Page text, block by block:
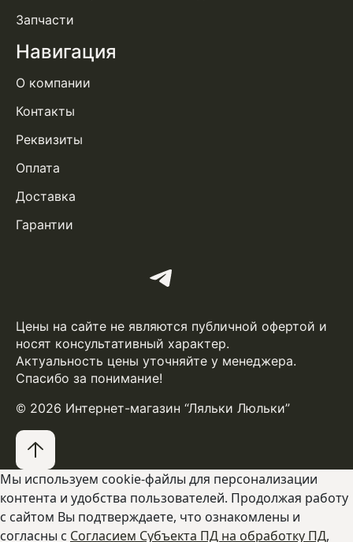
Запчасти
Навигация
О компании
Контакты
Реквизиты
Оплата
Доставка
Гарантии
Цены на сайте не являются публичной офертой и
носят консультативный характер.
Актуальность цены уточняйте у менеджера.
Спасибо за понимание!
© 2026 Интернет-магазин “Ляльки Люльки”
Мы используем cookie-файлы для персонализации
контента и удобства пользователей. Продолжая работу
с сайтом Вы подтверждаете, что ознакомлены и
согласны с Согласием Субъекта ПД на обработку ПД,